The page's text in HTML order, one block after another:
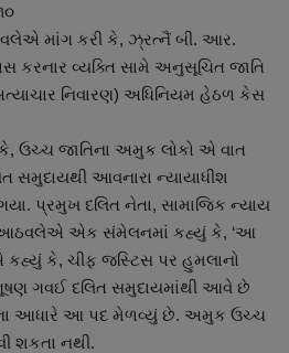
માંગ કરી કે, ઝ્રત્નૈં બી. આર.
કરનાર વ્યક્તિ સામે અનુસૂચિત જાતિ
નિવારણ) અધિનિયમ હેઠળ કેસ
ઉચ્ચ જાતિના અમુક લોકો એ વાત
સમુદાયથી આવનારા ન્યાયાધીશ
પ્રમુખ દલિત નેતા, સામાજિક ન્યાય
આઠવલેએ એક સંમેલનમાં કહ્યું કે, ‘આ
કે, ચીફ જસ્ટિસ પર હુમલાનો
ગવઈ દલિત સમુદાયમાંથી આવે છે
આધારે આ પદ મેળવ્યું છે. અમુક ઉચ્ચ
શકતા નથી.